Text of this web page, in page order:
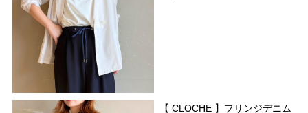
【 CLOCHE 】フリンジデニム